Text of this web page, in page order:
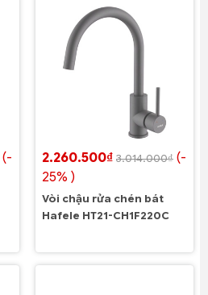
(-
2.260.500₫ 3.014.000₫ (-
25% )
Vòi chậu rửa chén bát
Hafele HT21-CH1F220C